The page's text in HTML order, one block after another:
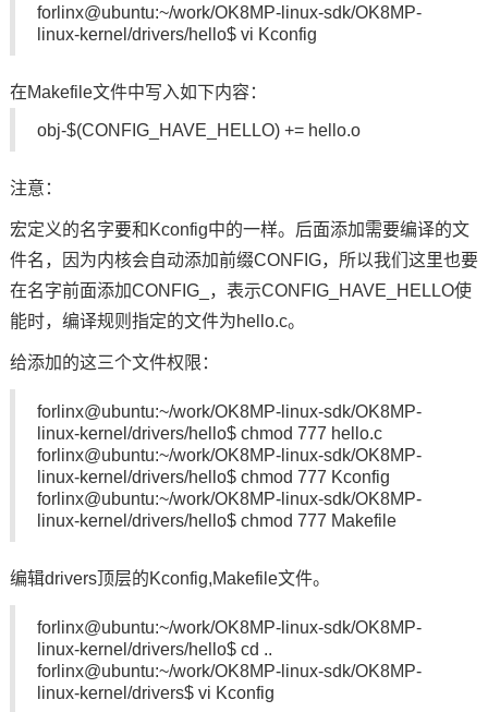
forlinx@ubuntu:~/work/OK8MP-linux-sdk/OK8MP-
linux-kernel/drivers/hello$ vi Kconfig
在Makefile文件中写入如下内容：
obj-$(CONFIG_HAVE_HELLO) += hello.o
注意：
宏定义的名字要和Kconfig中的一样。后面添加需要编译的文
件名，因为内核会自动添加前缀CONFIG，所以我们这里也要
在名字前面添加CONFIG_，表示CONFIG_HAVE_HELLO使
能时，编译规则指定的文件为hello.c。
给添加的这三个文件权限：
forlinx@ubuntu:~/work/OK8MP-linux-sdk/OK8MP-
linux-kernel/drivers/hello$ chmod 777 hello.c
forlinx@ubuntu:~/work/OK8MP-linux-sdk/OK8MP-
linux-kernel/drivers/hello$ chmod 777 Kconfig
forlinx@ubuntu:~/work/OK8MP-linux-sdk/OK8MP-
linux-kernel/drivers/hello$ chmod 777 Makefile
编辑drivers顶层的Kconfig,Makefile文件。
forlinx@ubuntu:~/work/OK8MP-linux-sdk/OK8MP-
linux-kernel/drivers/hello$ cd ..
forlinx@ubuntu:~/work/OK8MP-linux-sdk/OK8MP-
linux-kernel/drivers$ vi Kconfig